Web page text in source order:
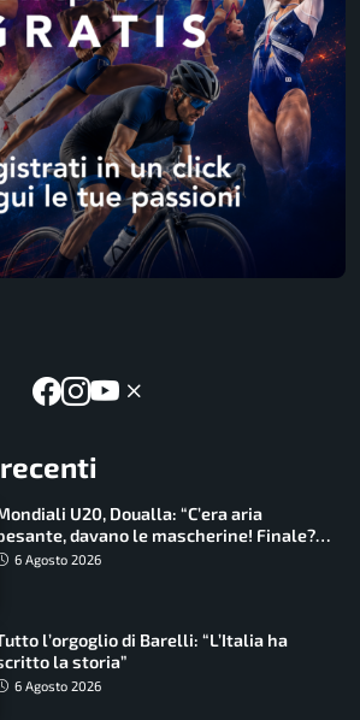
U20, Doualla: “C’era aria
davano le mascherine! Finale?
ho nulla da perdere”
6 Agosto 2026
l’orgoglio di Barelli: “L’Italia ha
la storia”
6 Agosto 2026